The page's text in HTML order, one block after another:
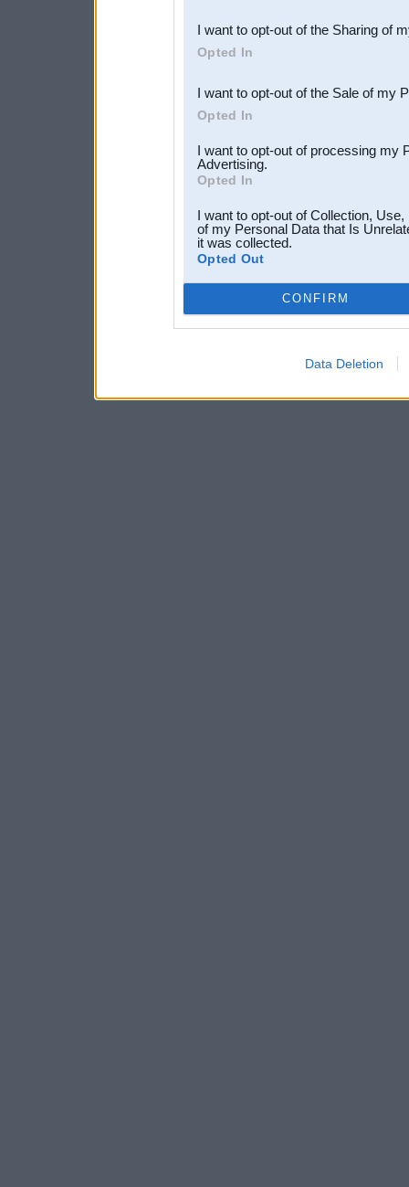
Downstream Participants
third parties.
I want to opt-out of the Sharing of
Opted In
I want to opt-out of the Sale of my
Opted In
I want to opt-out of processing my
Advertising.
Opted In
I want to opt-out of Collection,
of my Personal Data that Is
it was collected.
Opted Out
CONFIRM
Data Deletion